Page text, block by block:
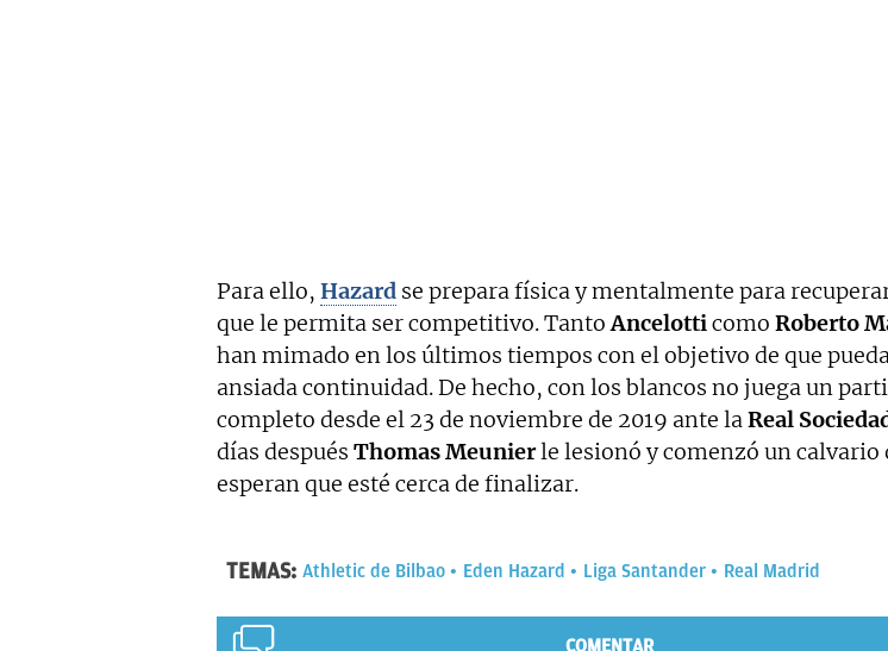
Para ello, Hazard se prepara física y mentalmente para
que le permita ser competitivo. TantoAncelotticomo Roberto
han mimado en los últimos tiempos con el objetivo de que
ansiada continuidad. De hecho, con los blancos no juega un
completo desde el 23 de noviembre de 2019 ante laReal
días después Thomas Meunierle lesionó y comenzó un calvario
esperan que esté cerca de finalizar.
TEMAS: Athletic de Bilbao Eden Hazard Liga Santander Real Madrid
COMENTAR